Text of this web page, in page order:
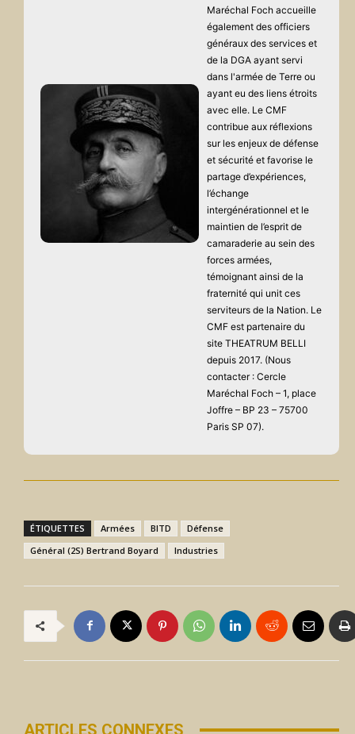
Maréchal Foch accueille
également des officiers
généraux des services et
de la DGA ayant servi
dans l'armée de Terre ou
ayant eu des liens étroits
avec elle. Le CMF
contribue aux réflexions
sur les enjeux de défense
et sécurité et favorise le
partage d’expériences,
l’échange
intergénérationnel et le
maintien de l’esprit de
camaraderie au sein des
forces armées,
témoignant ainsi de la
fraternité qui unit ces
serviteurs de la Nation. Le
CMF est partenaire du
site THEATRUM BELLI
depuis 2017. (Nous
contacter : Cercle
Maréchal Foch – 1, place
Joffre – BP 23 – 75700
Paris SP 07).
ÉTIQUETTES Armées BITD
Défense
Général (2S) Bertrand Boyard
Industries
ARTICLES CONNEXES